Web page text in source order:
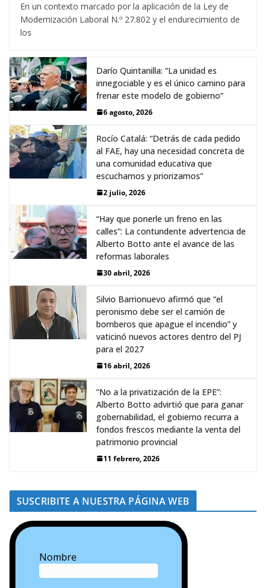
En un contexto marcado por la aplicación de la Ley de
Modernización Laboral N.º 27.802 y el endurecimiento de
los
Darío Quintanilla: “La unidad es
innegociable y es el único camino para
frenar este modelo de gobierno”
6 agosto, 2026
Rocío Catalá: “Detrás de cada pedido
al FAE, hay una necesidad concreta de
una comunidad educativa que
escuchamos y priorizamos”
2 julio, 2026
“Hay que ponerle un freno en las
calles”: La contundente advertencia de
Alberto Botto ante el avance de las
reformas laborales
30 abril, 2026
Silvio Barrionuevo afirmó que “el
peronismo debe ser el camión de
bomberos que apague el incendio” y
vaticinó nuevos actores dentro del PJ
para el 2027
16 abril, 2026
“No a la privatización de la EPE”:
Alberto Botto advirtió que para ganar
gobernabilidad, el gobierno recurra a
fondos frescos mediante la venta del
patrimonio provincial
11 febrero, 2026
SUSCRIBITE A NUESTRA PÁGINA WEB
Nombre